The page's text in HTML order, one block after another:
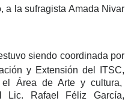
a la sufragista Amada Nivar
siendo coordinada por
y Extensión del ITSC,
el Área de Arte y cultura,
Lic. Rafael Féliz García,